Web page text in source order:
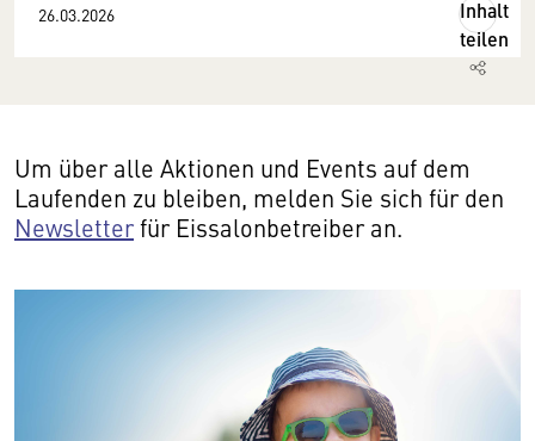
26.03.2026
Inhalt
teilen
Um über alle Aktionen und Events auf dem
Laufenden zu bleiben, melden Sie sich für den
Newsletterfür Eissalonbetreiber an.